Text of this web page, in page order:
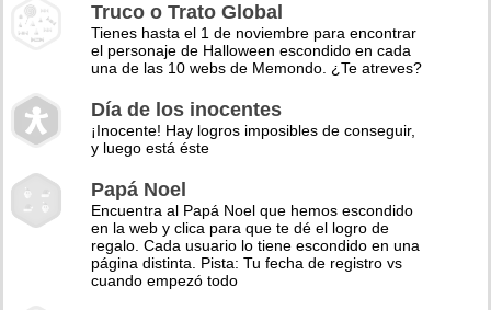
Truco o Trato Global
Tienes hasta el 1 de noviembre para encontrar
el personaje de Halloween escondido en cada
una de las 10 webs de Memondo. ¿Te atreves?
Día de los inocentes
¡Inocente! Hay logros imposibles de conseguir,
y luego está éste
Papá Noel
Encuentra al Papá Noel que hemos escondido
en la web y clica para que te dé el logro de
regalo. Cada usuario lo tiene escondido en una
página distinta. Pista: Tu fecha de registro vs
cuando empezó todo